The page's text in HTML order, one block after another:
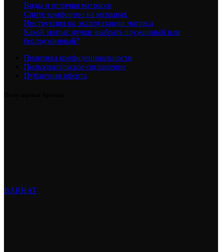
Виды и отличия матрасов
Спите комфортно на матрацах
Инструкция по эксплуатации матраса
Какой матрас лучше выбрать пружинный или
беспружинный?
Политика конфиденциальности
Пользовательское соглашение
Публичная оферта
BARHAT